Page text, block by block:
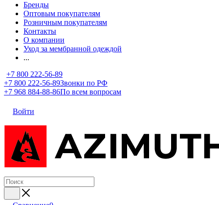
Бренды
Оптовым покупателям
Розничным покупателям
Контакты
О компании
Уход за мембранной одеждой
...
+7 800 222-56-89
+7 800 222-56-89Звонки по РФ
+7 968 884-88-86По всем вопросам
Войти